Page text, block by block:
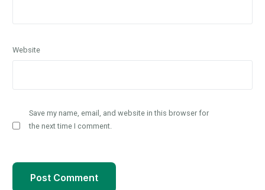
Website
Save my name, email, and website in this browser for
the next time I comment.